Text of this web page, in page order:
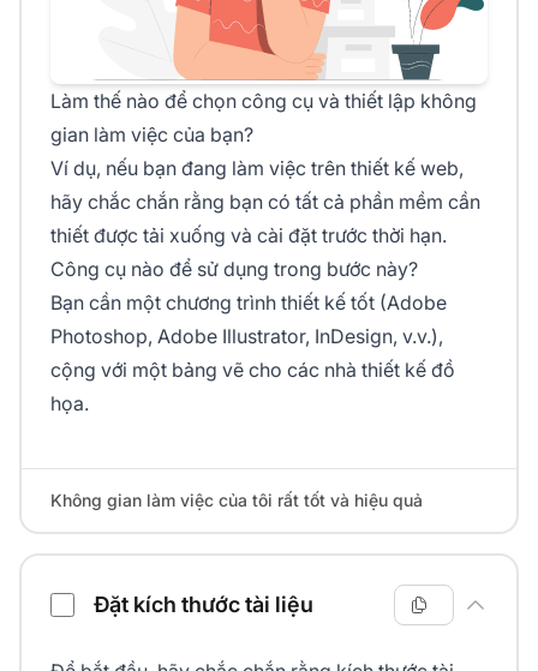
Làm thế nào để chọn công cụ và thiết lập không
gian làm việc của bạn?
Ví dụ, nếu bạn đang làm việc trên thiết kế web,
hãy chắc chắn rằng bạn có tất cả phần mềm cần
thiết được tải xuống và cài đặt trước thời hạn.
Công cụ nào để sử dụng trong bước này?
Bạn cần một chương trình thiết kế tốt (Adobe
Photoshop, Adobe Illustrator, InDesign, v.v.),
cộng với một bảng vẽ cho các nhà thiết kế đồ
họa.
Không gian làm việc của tôi rất tốt và hiệu quả
Đặt kích thước tài liệu